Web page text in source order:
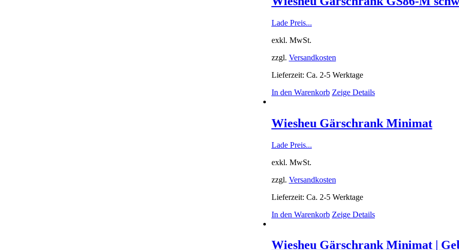
Lade Preis...
exkl. MwSt.
zzgl. Versandkosten
Lieferzeit: Ca. 2-5 Werktage
In den Warenkorb Zeige Details
Wiesheu Gärschrank Minimat
Lade Preis...
exkl. MwSt.
zzgl. Versandkosten
Lieferzeit: Ca. 2-5 Werktage
In den Warenkorb Zeige Details
Wiesheu Gärschrank Minimat |